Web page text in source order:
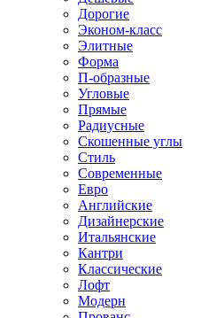
Дорогие
Эконом-класс
Элитные
Форма
П-образные
Угловые
Прямые
Радиусные
Скошенные углы
Стиль
Современные
Евро
Английские
Дизайнерские
Итальянские
Кантри
Классические
Лофт
Модерн